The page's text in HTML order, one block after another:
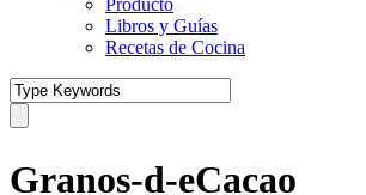
Producto
Libros y Guías
Recetas de Cocina
Granos-d-eCacao